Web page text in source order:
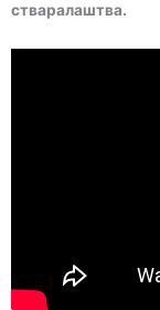
стваралаштва.